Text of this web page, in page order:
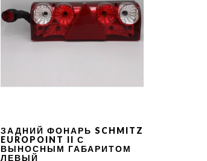
ЗАДНИЙ ФОНАРЬ SCHMITZ
EUROPOINT II С
ВЫНОСНЫМ ГАБАРИТОМ
ЛЕВЫЙ